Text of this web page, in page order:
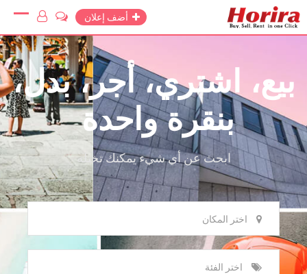
أضف إعلان
بيع، اشتري، أجر، بدل،
بنقرة واحدة
ابحث عن أي شيء يمكنك تخيله
اختر المكان
اختر الفئة